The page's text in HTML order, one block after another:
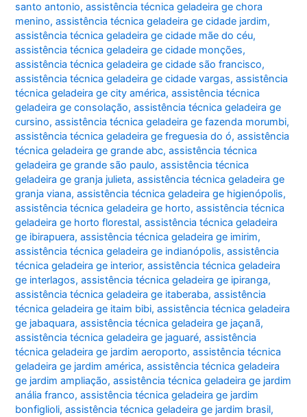
santo antonio,assistência técnica geladeira ge chora
menino,assistência técnica geladeira ge cidade jardim,
assistência técnica geladeira ge cidade mãe do céu,
assistência técnica geladeira ge cidade monções,
assistência técnica geladeira ge cidade são francisco,
assistência técnica geladeira ge cidade vargas,assistência
técnica geladeira ge city américa,assistência técnica
geladeira ge consolação,assistência técnica geladeira ge
cursino,assistência técnica geladeira ge fazenda morumbi,
assistência técnica geladeira ge freguesia do ó,assistência
técnica geladeira ge grande abc,assistência técnica
geladeira ge grande são paulo,assistência técnica
geladeira ge granja julieta,assistência técnica geladeira ge
granja viana,assistência técnica geladeira ge higienópolis,
assistência técnica geladeira ge horto,assistência técnica
geladeira ge horto florestal,assistência técnica geladeira
ge ibirapuera,assistência técnica geladeira ge imirim,
assistência técnica geladeira ge indianópolis,assistência
técnica geladeira ge interior,assistência técnica geladeira
ge interlagos,assistência técnica geladeira ge ipiranga,
assistência técnica geladeira ge itaberaba,assistência
técnica geladeira ge itaim bibi,assistência técnica geladeira
ge jabaquara,assistência técnica geladeira ge jaçanã,
assistência técnica geladeira ge jaguaré,assistência
técnica geladeira ge jardim aeroporto,assistência técnica
geladeira ge jardim américa,assistência técnica geladeira
ge jardim ampliação,assistência técnica geladeira ge jardim
anália franco,assistência técnica geladeira ge jardim
bonfiglioli,assistência técnica geladeira ge jardim brasil,